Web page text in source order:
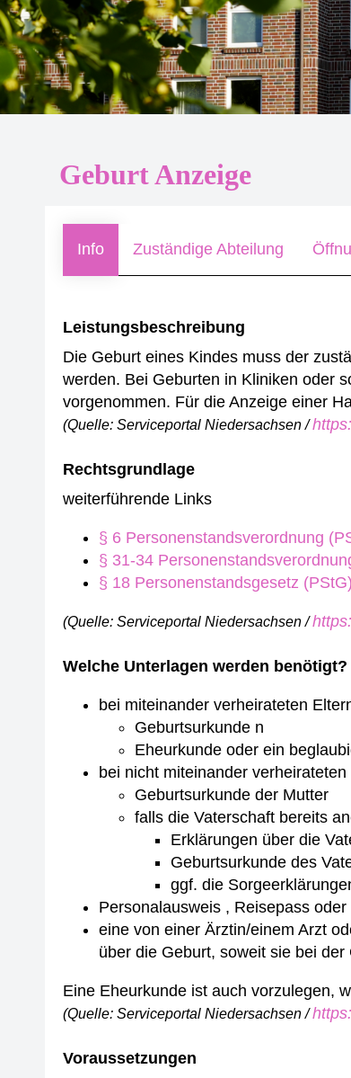
Geburt Anzeige
Info Zuständige Abteilung
Leistungsbeschreibung
Die Geburt eines Kindes muss der
werden. Bei Geburten in Kliniken oder
vorgenommen. Für die Anzeige einer
(Quelle: Serviceportal Niedersachsen /
Rechtsgrundlage
weiterführende Links
§ 6 Personenstandsverordnung
§ 31-34
§ 18 Personenstandsgesetz (PStG)
(Quelle: Serviceportal Niedersachsen /
Welche Unterlagen werden benötigt?
bei miteinander verheirateten
Geburtsurkunde n
Eheurkunde oder ein
bei nicht miteinander verheirateten
Geburtsurkunde der Mutter
falls die Vaterschaft bereits
Erklärungen über die
Geburtsurkunde des
ggf. die
Personalausweis , Reisepass
eine von einer Ärztin/einem Arzt
über die Geburt, soweit sie bei
Eine Eheurkunde ist auch vorzulegen,
(Quelle: Serviceportal Niedersachsen /
Voraussetzungen